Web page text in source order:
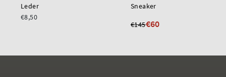
Leder
€8,50
Sneaker
€145€60